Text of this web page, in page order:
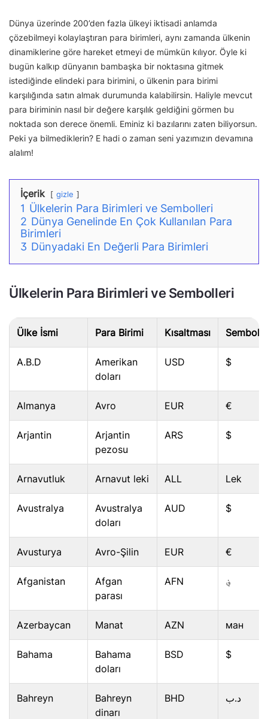
Dünya üzerinde 200’den fazla ülkeyi iktisadi anlamda
çözebilmeyi kolaylaştıran para birimleri, aynı zamanda ülkenin
dinamiklerine göre hareket etmeyi de mümkün kılıyor. Öyle ki
bugün kalkıp dünyanın bambaşka bir noktasına gitmek
istediğinde elindeki para birimini, o ülkenin para birimi
karşılığında satın almak durumunda kalabilirsin. Haliyle mevcut
para biriminin nasıl bir değere karşılık geldiğini görmen bu
noktada son derece önemli. Eminiz ki bazılarını zaten biliyorsun.
Peki ya bilmediklerin? E hadi o zaman seni yazımızın devamına
alalım!
İçerik gizle
1 Ülkelerin Para Birimleri ve Sembolleri
2 Dünya Genelinde En Çok Kullanılan Para
Birimleri
3 Dünyadaki En Değerli Para Birimleri
Ülkelerin Para Birimleri ve Sembolleri
Ülke İsmi Para Birimi Kısaltması Sembolü
A.B.D
Amerikan
doları
USD $
Almanya Avro EUR €
Arjantin
Arjantin
pezosu
ARS $
Arnavutluk Arnavut leki ALL Lek
Avustralya
Avustralya
doları
AUD $
Avusturya Avro-Şilin EUR €
Afganistan
Afgan
parası
AFN ؋
Azerbaycan Manat AZN ман
Bahama
Bahama
doları
BSD $
Bahreyn
Bahreyn
dinarı
BHD د.ب